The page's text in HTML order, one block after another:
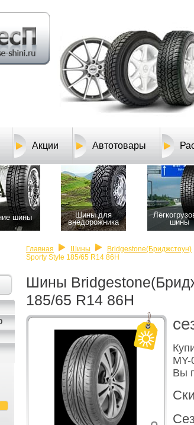
Акции Автотовары
шины
Шины для
внедорожника
шины
Главная Шины Bridgestone(Бриджстоун)
Sporty Style 185/65 R14 86H
Шины
185/65 R14 86H
Вы